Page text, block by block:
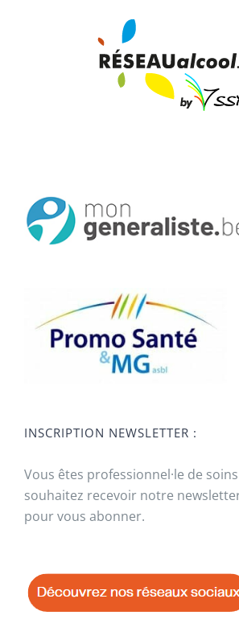
INSCRIPTION NEWSLETTER :
Vous êtes professionnel·le de
souhaitez recevoir notre
pour vous abonner.